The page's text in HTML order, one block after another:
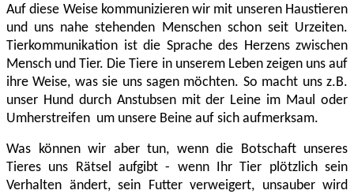
Auf diese Weise kommunizieren wir mit unseren Haustieren
und uns nahe stehenden Menschen schon seit Urzeiten.
Tierkommunikation ist die Sprache des Herzens zwischen
Mensch und Tier. Die Tiere in unserem Leben zeigen uns auf
ihre Weise, was sie uns sagen möchten. So macht uns z.B.
unser Hund durch Anstubsen mit der Leine im Maul oder
Umherstreifen um unsere Beine auf sich aufmerksam.
Was können wir aber tun, wenn die Botschaft unseres
Tieres uns Rätsel aufgibt - wenn Ihr Tier plötzlich sein
Verhalten ändert, sein Futter verweigert, unsauber wird